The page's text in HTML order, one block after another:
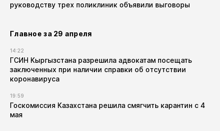
руководству трех поликлиник объявили выговоры
Главное за 29 апреля
14:22
ГСИН Кыргызстана разрешила адвокатам посещать
заключенных при наличии справки об отсутствии
коронавируса
19:59
Госкомиссия Казахстана решила смягчить карантин с 4
мая